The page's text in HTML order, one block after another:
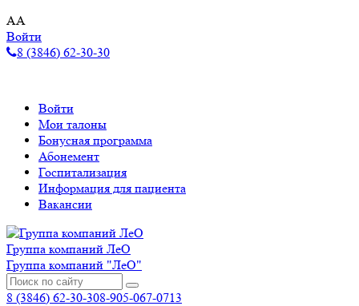
AA
Войти
8 (3846) 62-30-30
Войти
Мои талоны
Бонусная программа
Абонемент
Госпитализация
Информация для пациента
Вакансии
Группа компаний ЛеО
Группа компаний "ЛеО"
8 (3846) 62-30-308-905-067-0713